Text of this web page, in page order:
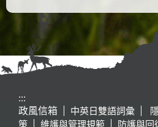
:::
政風信箱
中英日雙語詞彙
策
維護與管理規範 防護與回